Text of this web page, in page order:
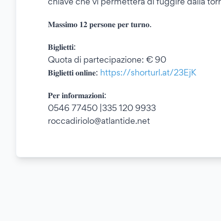
𝐌𝐚𝐬𝐬𝐢𝐦𝐨 𝟏𝟐 𝐩𝐞𝐫𝐬𝐨𝐧𝐞 𝐩𝐞𝐫 𝐭𝐮𝐫𝐧𝐨.
𝐁𝐢𝐠𝐥𝐢𝐞𝐭𝐭𝐢:
Quota di partecipazione: € 90
𝐁𝐢𝐠𝐥𝐢𝐞𝐭𝐭𝐢 𝐨𝐧𝐥𝐢𝐧𝐞: https://shorturl.at/23EjK
𝐏𝐞𝐫 𝐢𝐧𝐟𝐨𝐫𝐦𝐚𝐳𝐢𝐨𝐧𝐢:
0546 77450 |335 120 9933
roccadiriolo@atlantide.net